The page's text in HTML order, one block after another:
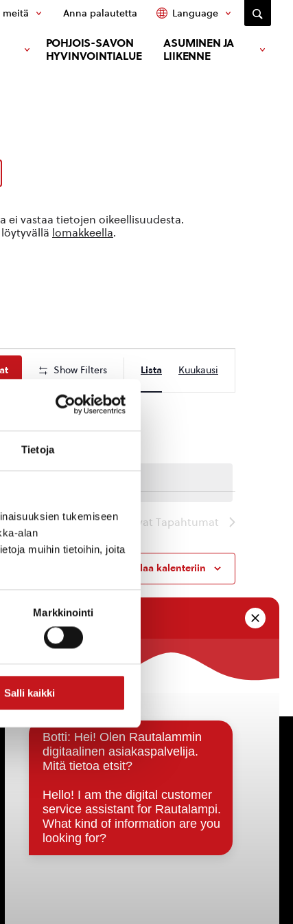
Tietoja
tukemiseen
alan
muihin tietoihin, joita
Markkinointi
Salli kaikki
POHJOIS-SAVON
HYVINVOINTIALUE
ASUMINEN JA
LIIKENNE
meitä Anna palautetta Language
Show Filters
Views
Navigation
Lista Kuukausi
Seuraavat Tapahtumat
Tilaa kalenteriin
vastaa tietojen oikeellisuudesta.
lomakkeella.
Päätöksenteko ja lähidemokratia
Päätökset, esityslistat & pöytäkirjat
Hallinto
Kunnanhallitus
Kunnanvaltuusto